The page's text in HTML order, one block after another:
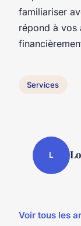
familiariser
répond à vos
Services
L
Voir tous les